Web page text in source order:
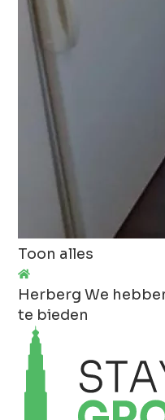
Toon alles
Herberg We
te bieden